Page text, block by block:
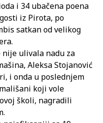
i 34 ubačena poena
iz Pirota, po
satkan od velikog
ulivala nadu za
Aleksa Stojanović
i onda u poslednjem
koji vole
školi, nagradili